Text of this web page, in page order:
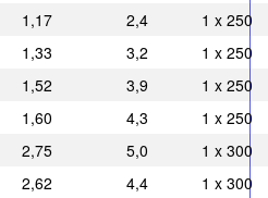
1,17 2,4
1 x 250
1,33 3,2
1 x 250
1,52 3,9
1 x 250
1,60 4,3
1 x 250
2,75 5,0
1 x 300
2,62 4,4
1 x 300